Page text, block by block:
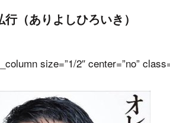
行（ありよしひろいき）
size=”1/2″ center=”no”